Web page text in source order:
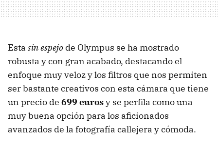
Esta sin espejo de Olympus se ha mostrado
robusta y con gran acabado, destacando el
enfoque muy veloz y los filtros que nos permiten
ser bastante creativos con esta cámara que tiene
un precio de 699 eurosy se perfila como una
muy buena opción para los aficionados
avanzados de la fotografía callejera y cómoda.